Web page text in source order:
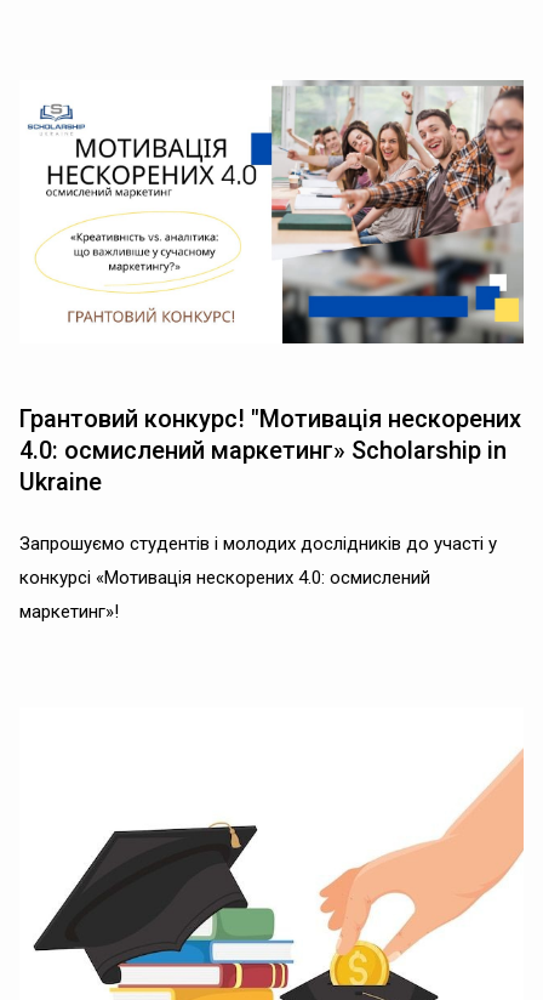
Грантовий конкурс! "Мотивація нескорених
4.0: осмислений маркетинг» Scholarship in
Ukraine
Запрошуємо студентів і молодих дослідників до участі у
конкурсі «Мотивація нескорених 4.0: осмислений
маркетинг»!